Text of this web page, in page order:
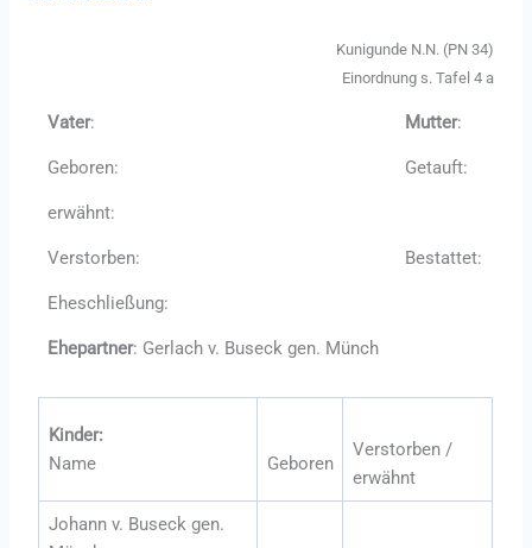
Kunigunde N.N. (PN 34)
Einordnung s. Tafel 4 a
Vater: Mutter:
Geboren: Getauft:
erwähnt:
Verstorben: Bestattet:
Eheschließung:
Ehepartner: Gerlach v. Buseck gen. Münch
Kinder:
Name
Geboren
Verstorben /
erwähnt
Johann v. Buseck gen.